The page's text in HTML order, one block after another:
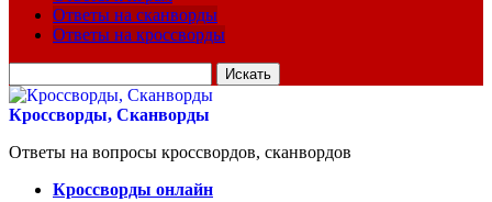
Ответы на сканворды
Ответы на кроссворды
для:
Кроссворды, Сканворды
Ответы на вопросы кроссвордов, сканвордов
Кроссворды онлайн